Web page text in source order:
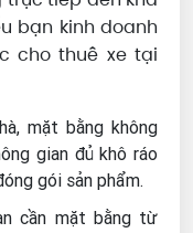
bạn kinh doanh
cho thuê xe tại
mặt bằng không
gian đủ khô ráo
gói sản phẩm.
cần mặt bằng từ